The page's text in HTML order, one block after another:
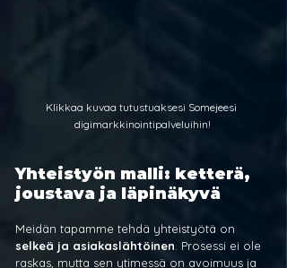
Klikkaa kuvaa tutustuaksesi Somejeesi
digimarkkinointipalveluihin!
Yhteistyön malli: ketterä,
joustava ja läpinäkyvä
Meidän tapamme tehdä yhteistyötä on
selkeä ja asiakaslähtöinen . Prosessi ei ole
raskas, mutta sen ytimessä on avoimuus ja